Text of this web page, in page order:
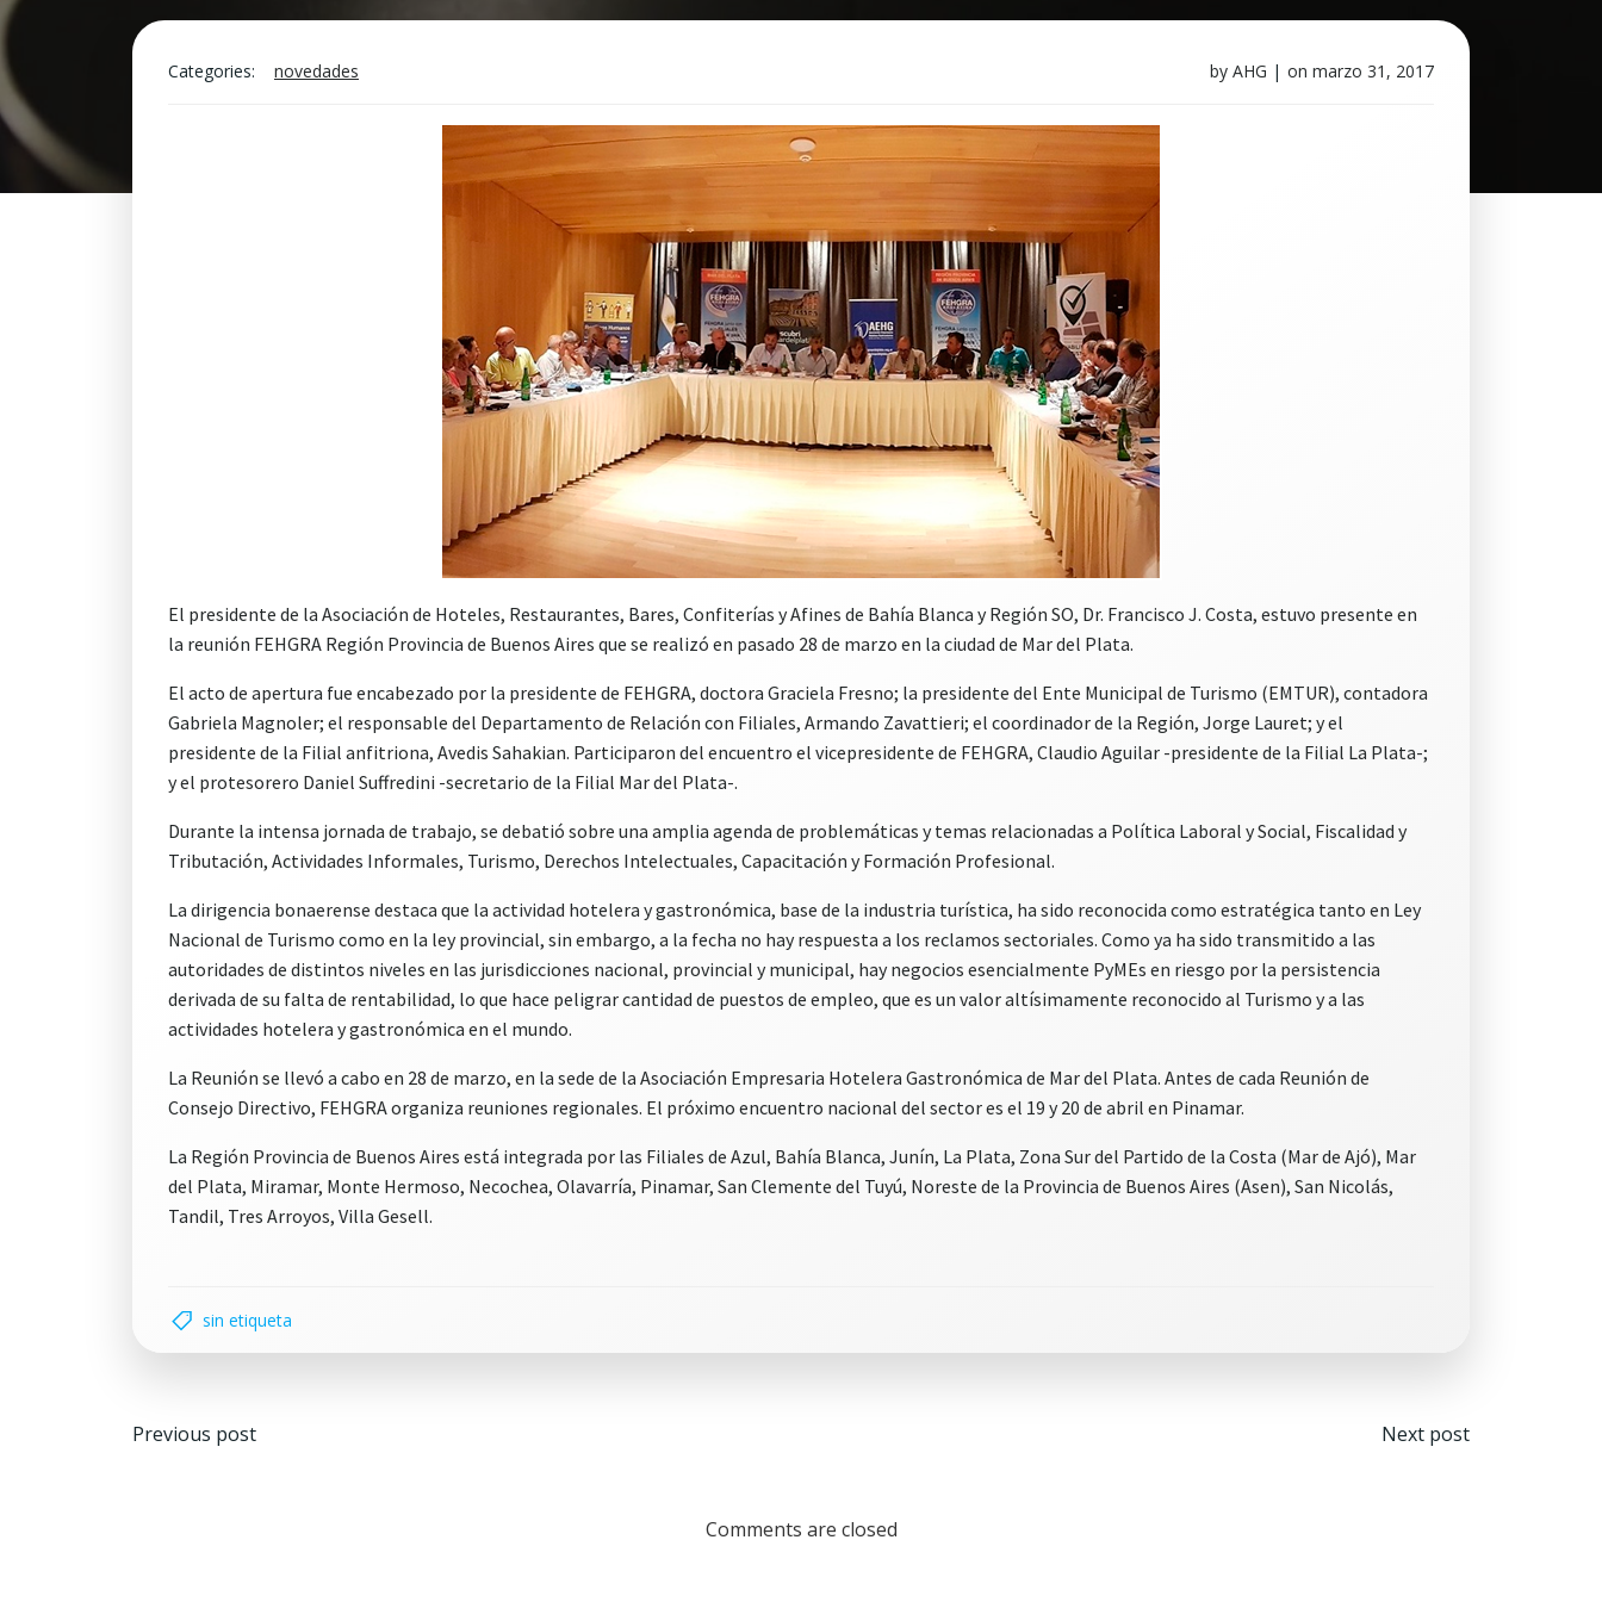
Categories: novedades by AHG | on marzo 31, 2017
El presidente de la Asociación de Hoteles, Restaurantes, Bares, Confiterías y Afines de Bahía Blanca y Región SO, Dr. Francisco J. Costa, estuvo presente en
la reunión FEHGRA Región Provincia de Buenos Aires que se realizó en pasado 28 de marzo en la ciudad de Mar del Plata.
El acto de apertura fue encabezado por la presidente de FEHGRA, doctora Graciela Fresno; la presidente del Ente Municipal de Turismo (EMTUR), contadora
Gabriela Magnoler; el responsable del Departamento de Relación con Filiales, Armando Zavattieri; el coordinador de la Región, Jorge Lauret; y el
presidente de la Filial anfitriona, Avedis Sahakian. Participaron del encuentro el vicepresidente de FEHGRA, Claudio Aguilar -presidente de la Filial La Plata-;
y el protesorero Daniel Suffredini -secretario de la Filial Mar del Plata-.
Durante la intensa jornada de trabajo, se debatió sobre una amplia agenda de problemáticas y temas relacionadas a Política Laboral y Social, Fiscalidad y
Tributación, Actividades Informales, Turismo, Derechos Intelectuales, Capacitación y Formación Profesional.
La dirigencia bonaerense destaca que la actividad hotelera y gastronómica, base de la industria turística, ha sido reconocida como estratégica tanto en Ley
Nacional de Turismo como en la ley provincial, sin embargo, a la fecha no hay respuesta a los reclamos sectoriales. Como ya ha sido transmitido a las
autoridades de distintos niveles en las jurisdicciones nacional, provincial y municipal, hay negocios esencialmente PyMEs en riesgo por la persistencia
derivada de su falta de rentabilidad, lo que hace peligrar cantidad de puestos de empleo, que es un valor altísimamente reconocido al Turismo y a las
actividades hotelera y gastronómica en el mundo.
La Reunión se llevó a cabo en 28 de marzo, en la sede de la Asociación Empresaria Hotelera Gastronómica de Mar del Plata. Antes de cada Reunión de
Consejo Directivo, FEHGRA organiza reuniones regionales. El próximo encuentro nacional del sector es el 19 y 20 de abril en Pinamar.
La Región Provincia de Buenos Aires está integrada por las Filiales de Azul, Bahía Blanca, Junín, La Plata, Zona Sur del Partido de la Costa (Mar de Ajó), Mar
del Plata, Miramar, Monte Hermoso, Necochea, Olavarría, Pinamar, San Clemente del Tuyú, Noreste de la Provincia de Buenos Aires (Asen), San Nicolás,
Tandil, Tres Arroyos, Villa Gesell.
sin etiqueta
Navegación
Previous post Next post
Comments are closed